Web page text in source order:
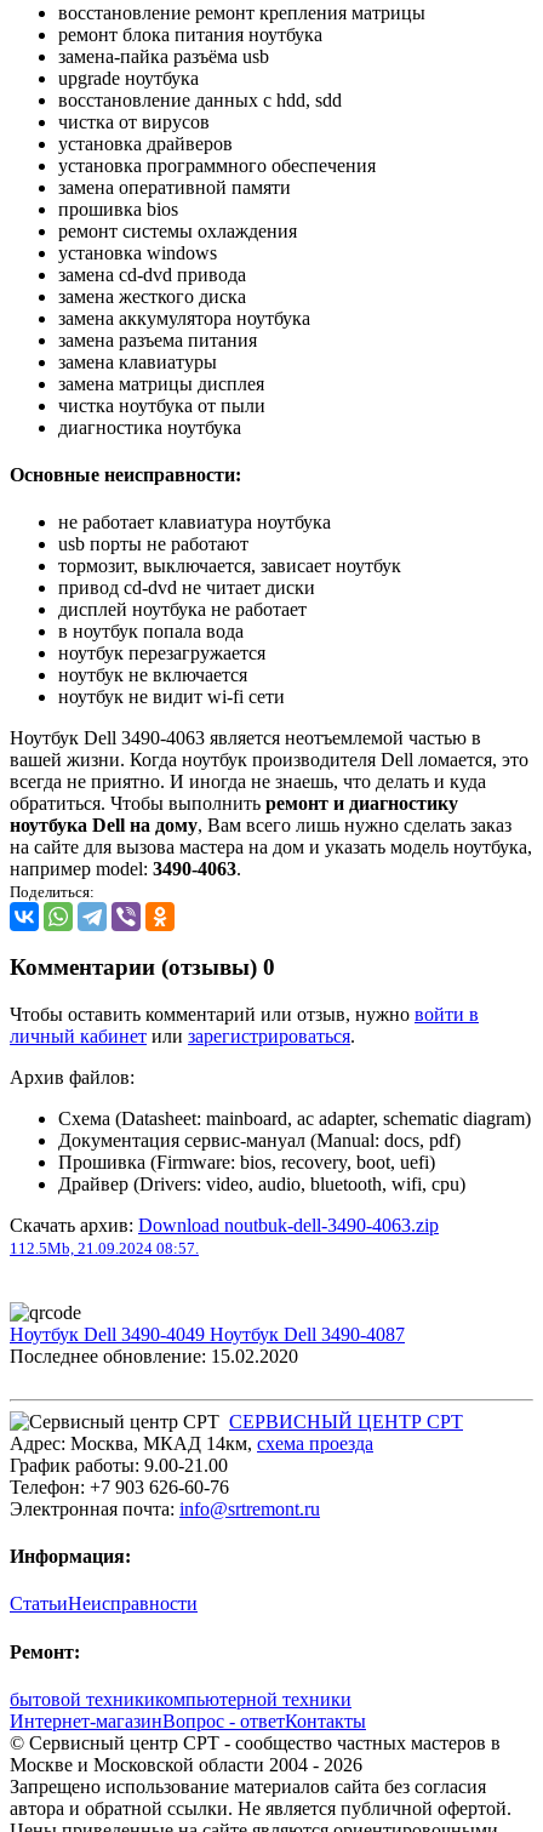
восстановление ремонт крепления матрицы
ремонт блока питания ноутбука
замена-пайка разъёма usb
upgrade ноутбука
восстановление данных с hdd, sdd
чистка от вирусов
установка драйверов
установка программного обеспечения
замена оперативной памяти
прошивка bios
ремонт системы охлаждения
установка windows
замена cd-dvd привода
замена жесткого диска
замена аккумулятора ноутбука
замена разъема питания
замена клавиатуры
замена матрицы дисплея
чистка ноутбука от пыли
диагностика ноутбука
Основные неисправности:
не работает клавиатура ноутбука
usb порты не работают
тормозит, выключается, зависает ноутбук
привод cd-dvd не читает диски
дисплей ноутбука не работает
в ноутбук попала вода
ноутбук перезагружается
ноутбук не включается
ноутбук не видит wi-fi сети
Ноутбук Dell 3490-4063 является неотъемлемой частью в
вашей жизни. Когда ноутбук производителя Dell ломается, это
всегда не приятно. И иногда не знаешь, что делать и куда
обратиться. Чтобы выполнить ремонт и диагностику
ноутбука Dell на дому, Вам всего лишь нужно сделать заказ
на сайте для вызова мастера на дом и указать модель ноутбука,
например model: 3490-4063.
Поделиться:
Комментарии (отзывы) 0
Чтобы оставить комментарий или отзыв, нужно войти в
личный кабинет или зарегистрироваться.
Архив файлов:
Схема (Datasheet: mainboard, ac adapter, schematic diagram)
Документация сервис-мануал (Manual: docs, pdf)
Прошивка (Firmware: bios, recovery, boot, uefi)
Драйвер (Drivers: video, audio, bluetooth, wifi, cpu)
Скачать архив: Download noutbuk-dell-3490-4063.zip
112.5Mb, 21.09.2024 08:57.
Ноутбук Dell 3490-4049 Ноутбук Dell 3490-4087
Последнее обновление: 15.02.2020
СЕРВИСНЫЙ ЦЕНТР СРТ
Адрес: Москва, МКАД 14км, cхема проезда
График работы: 9.00-21.00
Телефон: +7 903 626-60-76
Электронная почта: info@srtremont.ru
Информация:
СтатьиНеисправности
Ремонт:
бытовой техникикомпьютерной техники
Интернет-магазинВопрос - ответКонтакты
© Сервисный центр СРТ - сообщество частных мастеров в
Москве и Московской области 2004 - 2026
Запрещено использование материалов сайта без согласия
автора и обратной ссылки. Не является публичной офертой.